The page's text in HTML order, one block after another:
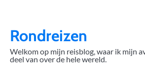
contentRondreizen
Welkom op mijn reisblog, waar ik mijn
deel van over de hele wereld.